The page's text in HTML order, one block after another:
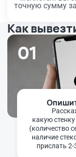
точную сумму
Как
01
какую
(количество
наличие
прислать